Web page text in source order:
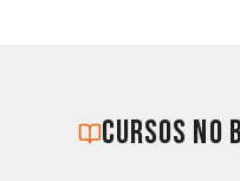
cursos no